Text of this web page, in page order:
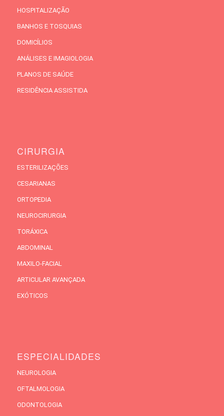
HOSPITALIZAÇÃO
BANHOS E TOSQUIAS
DOMICÍLIOS
ANÁLISES E IMAGIOLOGIA
PLANOS DE SAÚDE
RESIDÊNCIA ASSISTIDA
CIRURGIA
ESTERILIZAÇÕES
CESARIANAS
ORTOPEDIA
NEUROCIRURGIA
TORÁXICA
ABDOMINAL
MAXILO-FACIAL
ARTICULAR AVANÇADA
EXÓTICOS
ESPECIALIDADES
NEUROLOGIA
OFTALMOLOGIA
ODONTOLOGIA